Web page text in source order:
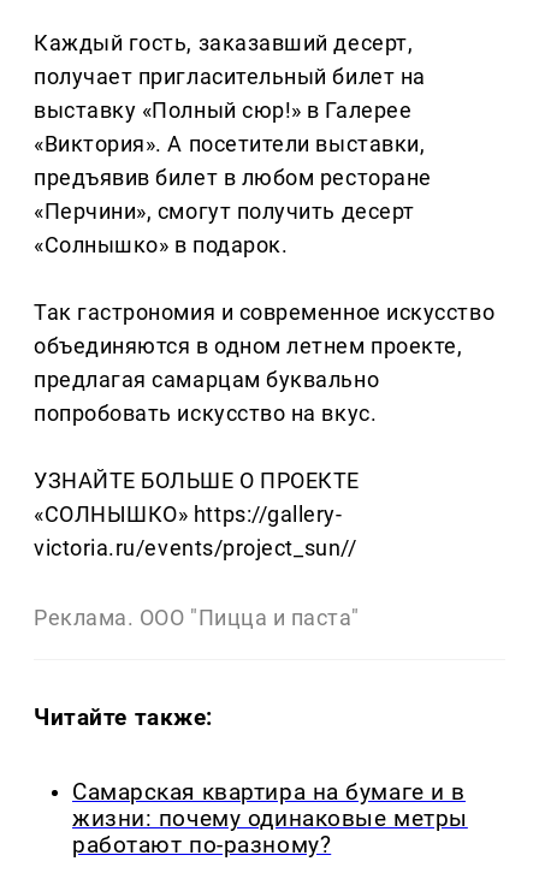
Каждый гость, заказавший десерт,
получает пригласительный билет на
выставку «Полный сюр!» в Галерее
«Виктория». А посетители выставки,
предъявив билет в любом ресторане
«Перчини», смогут получить десерт
«Солнышко» в подарок.
Так гастрономия и современное искусство
объединяются в одном летнем проекте,
предлагая самарцам буквально
попробовать искусство на вкус.
УЗНАЙТЕ БОЛЬШЕ О ПРОЕКТЕ
«СОЛНЫШКО» https://gallery-
victoria.ru/events/project_sun//
Реклама. ООО "Пицца и паста"
Читайте также:
Самарская квартира на бумаге и в
жизни: почему одинаковые метры
работают по-разному?